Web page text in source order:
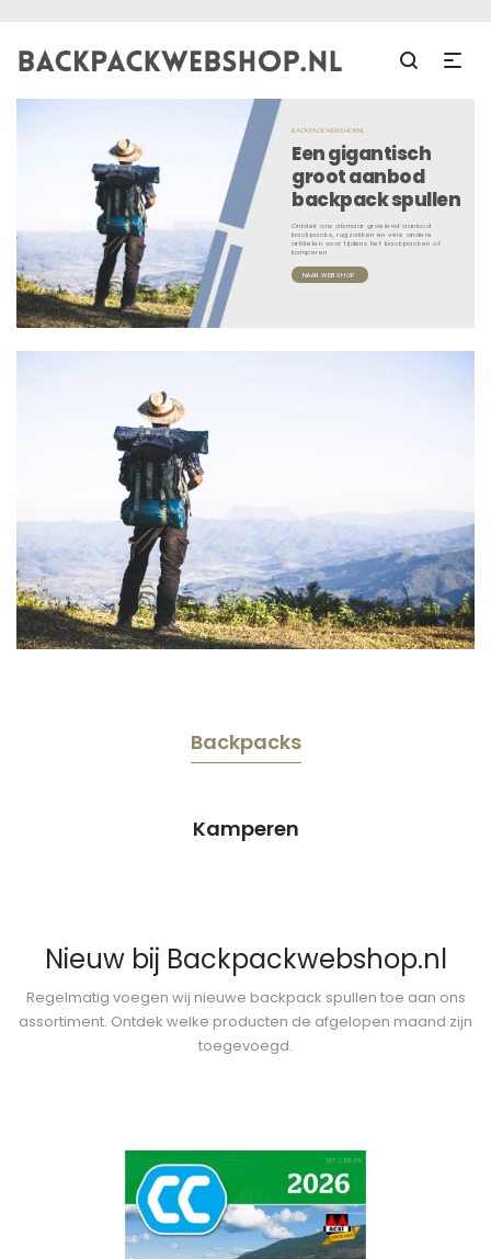
BACKPACKWEBSHOP.NL
Een gigantisch
groot aanbod
backpack spullen
Ontdek ons alsmaar groeiend aanbod
backpacks, rugzakken en vele andere
artikelen voor tijdens het backpacken of
kamperen
NAAR WEBSHOP
Backpacks
Kamperen
Nieuw bij Backpackwebshop.nl
Regelmatig voegen wij nieuwe backpack spullen toe aan ons
assortiment. Ontdek welke producten de afgelopen maand zijn
toegevoegd.